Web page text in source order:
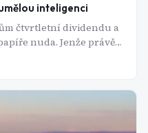
inteligenci
čtvrtletní dividendu a
nuda. Jenže právě
AI. Jak to jde